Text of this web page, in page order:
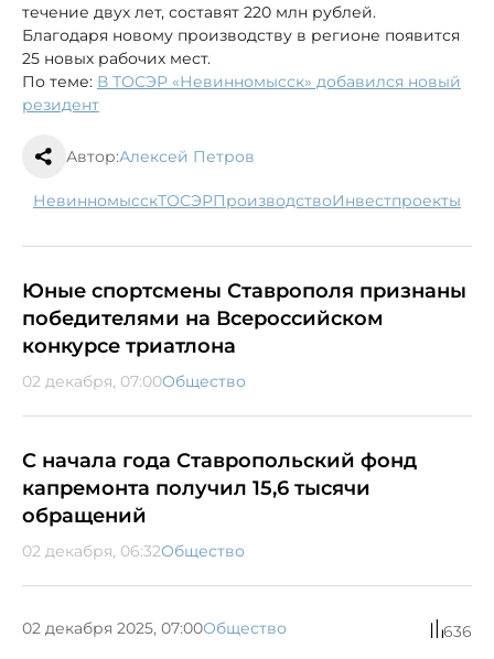
течение двух лет, составят 220 млн рублей.
Благодаря новому производству в регионе появится
25 новых рабочих мест.
По теме: В ТОСЭР «Невинномысск» добавился новый
резидент
Автор:Алексей Петров
Невинномысск ТОСЭР производство инвестпроекты
Юные спортсмены Ставрополя признаны
победителями на Всероссийском
конкурсе триатлона
02 декабря, 07:00Общество
С начала года Ставропольский фонд
капремонта получил 15,6 тысячи
обращений
02 декабря, 06:32Общество
02 декабря 2025, 07:00Общество 636